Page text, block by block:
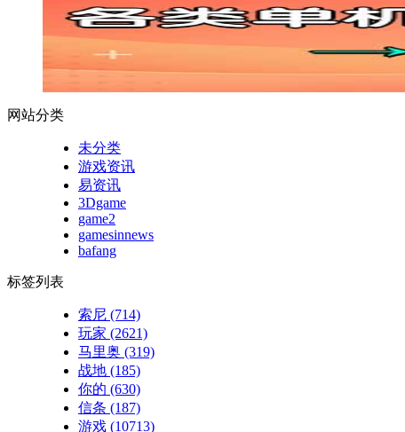
网站分类
未分类
游戏资讯
易资讯
3Dgame
game2
gamesinnews
bafang
标签列表
索尼 (714)
玩家 (2621)
马里奥 (319)
战地 (185)
你的 (630)
信条 (187)
游戏 (10713)